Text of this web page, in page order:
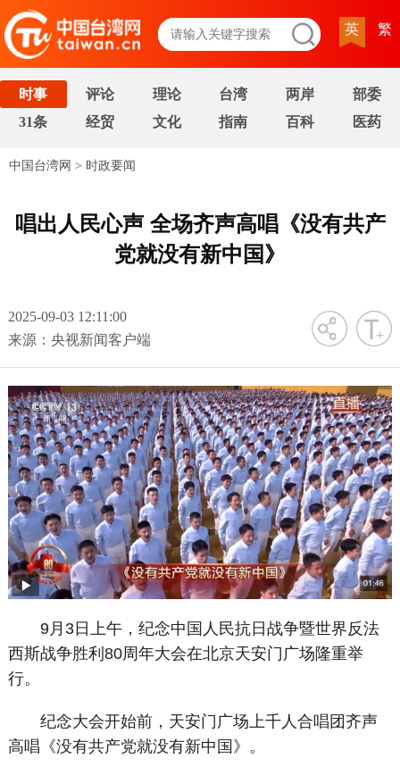
英 繁
时事 评论 理论 台湾 两岸
部委
31条
经贸 文化 指南 百科 医药
中国台湾网 > 时政要闻
唱出人民心声 全场齐声高唱《没有共产
党就没有新中国》
2025-09-03 12:11:00
来源：央视新闻客户端
字号
9月3日上午，纪念中国人民抗日战争暨世界反法
西斯战争胜利80周年大会在北京天安门广场隆重举
行。
纪念大会开始前，天安门广场上千人合唱团齐声
高唱《没有共产党就没有新中国》。